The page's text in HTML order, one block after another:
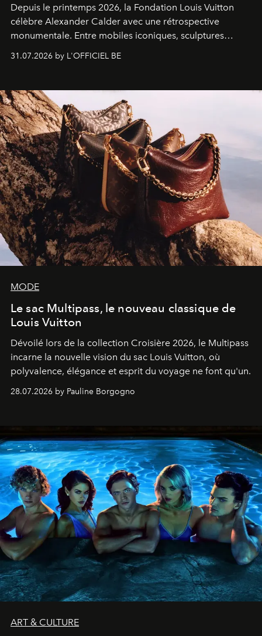
Depuis le printemps 2026, la Fondation Louis Vuitton
célèbre Alexander Calder avec une rétrospective
monumentale. Entre mobiles iconiques, sculptures
monumentales et poésie du mouvement, l'artiste
américain investit les espaces imaginés par Frank Gehry
sculpture.
31.07.2026 by L'OFFICIEL BE
MODE
Le sac Multipass, le nouveau classique de
Louis Vuitton
Dévoilé lors de la collection Croisière 2026, le Multipass
incarne la nouvelle vision du sac Louis Vuitton, où
polyvalence, élégance et esprit du voyage ne font qu'un.
28.07.2026 by Pauline Borgogno
ART & CULTURE